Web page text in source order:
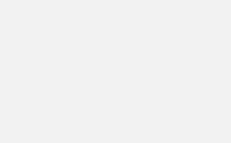
sogenannte Ebitda – von acht
angestiegenen